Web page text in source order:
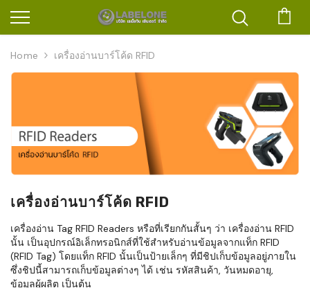
Home เครื่องอ่านบาร์โค้ด RFID
เครื่องอ่านบาร์โค้ด RFID
เครื่องอ่าน Tag RFID Readers หรือที่เรียกกันสั้นๆ ว่า เครื่องอ่าน RFID
นั้น เป็นอุปกรณ์อิเล็กทรอนิกส์ที่ใช้สำหรับอ่านข้อมูลจากแท็ก RFID
(RFID Tag) โดยแท็ก RFID นั้นเป็นป้ายเล็กๆ ที่มีชิปเก็บข้อมูลอยู่ภายใน
ซึ่งชิปนี้สามารถเก็บข้อมูลต่างๆ ได้ เช่น รหัสสินค้า, วันหมดอายุ,
ข้อมูลผู้ผลิต เป็นต้น